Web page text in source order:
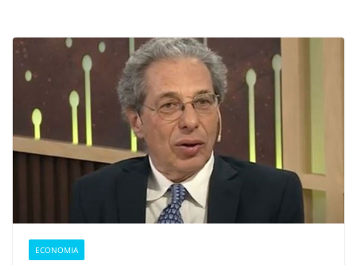
ECONOMIA